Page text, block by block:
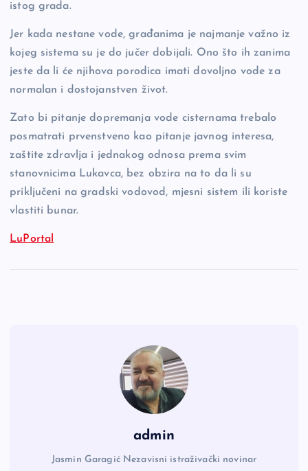
istog grada.
Jer kada nestane vode, građanima je najmanje važno iz
kojeg sistema su je do jučer dobijali. Ono što ih zanima
jeste da li će njihova porodica imati dovoljno vode za
normalan i dostojanstven život.
Zato bi pitanje dopremanja vode cisternama trebalo
posmatrati prvenstveno kao pitanje javnog interesa,
zaštite zdravlja i jednakog odnosa prema svim
stanovnicima Lukavca, bez obzira na to da li su
priključeni na gradski vodovod, mjesni sistem ili koriste
vlastiti bunar.
LuPortal
admin
Jasmin Garagić Nezavisni istraživački novinar